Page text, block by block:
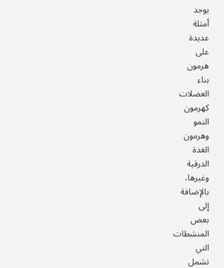
يوجد
أمثلة
عديدة
على
هرمون
بناء
العضلات
كهرمون
النمو
وهرمون
الغدة
الدرقية
وغيرها،
بالإضافة
إلى
بعض
المنشطات
التي
تشمل